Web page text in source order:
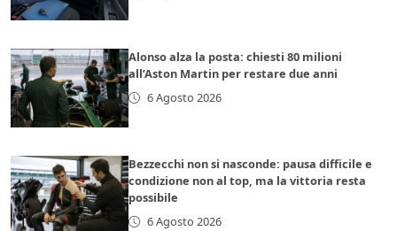
Alonso alza la posta: chiesti 80 milioni
all’Aston Martin per restare due anni
6 Agosto 2026
Bezzecchi non si nasconde: pausa difficile e
condizione non al top, ma la vittoria resta
possibile
6 Agosto 2026